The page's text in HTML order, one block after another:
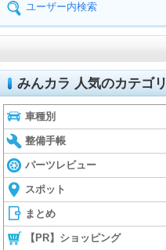
ユーザー内検索
みんカラ 人気のカテゴリ
車種別
整備手帳
パーツレビュー
スポット
まとめ
【PR】ショッピング